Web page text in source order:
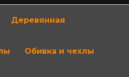
Деревянная
Обивка и чехлы